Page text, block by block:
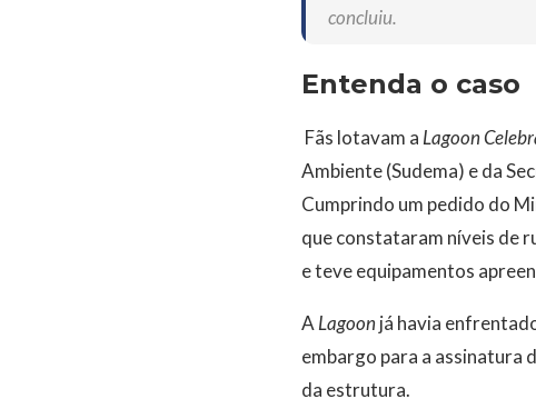
concluiu.
Entenda o caso
Fãs lotavam a Lagoon
Ambiente (Sudema) e da
Cumprindo um pedido do
que constataram níveis de
e teve equipamentos
A Lagoonjá havia
embargo para a assinatura
da estrutura.